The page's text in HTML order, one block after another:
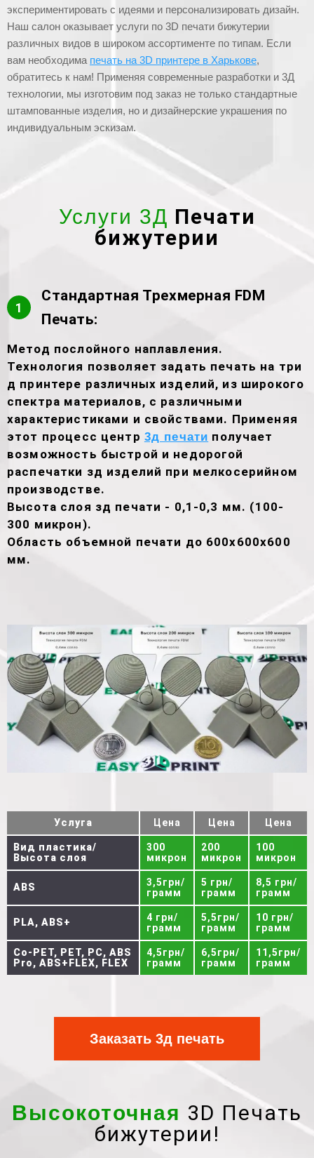
экспериментировать с идеями и персонализировать дизайн.
Наш салон оказывает услуги по 3D печати бижутерии
различных видов в широком ассортименте по типам. Если
вам необходима печать на 3D принтере в Харькове,
обратитесь к нам! Применяя современные разработки и 3Д
технологии, мы изготовим под заказ не только стандартные
штампованные изделия, но и дизайнерские украшения по
индивидуальным эскизам.
Услуги 3Д Печати
бижутерии
1
Стандартная Трехмерная FDM
Печать:
Метод послойного наплавления.
Технология позволяет задать печать на три
д принтере различных изделий, из широкого
спектра материалов, с различными
характеристиками и свойствами. Применяя
этот процесс центр 3д печати получает
возможность быстрой и недорогой
распечатки зд изделий при мелкосерийном
производстве.
Высота слоя зд печати - 0,1-0,3 мм. (100-
300 микрон).
Область объемной печати до 600х600х600
мм.
Услуга Цена Цена Цена
Вид пластика/
Высота слоя
300
микрон
200
микрон
100
микрон
ABS
3,5грн/
грамм
5 грн/
грамм
8,5 грн/
грамм
PLA, ABS+
4 грн/
грамм
5,5грн/
грамм
10 грн/
грамм
Co-PET, PET, PC, ABS
Pro, ABS+FLEX, FLEX
4,5грн/
грамм
6,5грн/
грамм
11,5грн/
грамм
Заказать 3д печать
Высокоточная 3D Печать
бижутерии!